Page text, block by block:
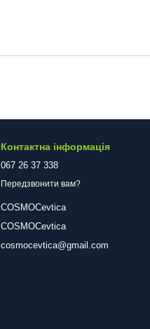
Контактна інформація
067 26 37 338
Передзвонити вам?
COSMOCevtica
COSMOCevtica
cosmocevtica@gmail.com